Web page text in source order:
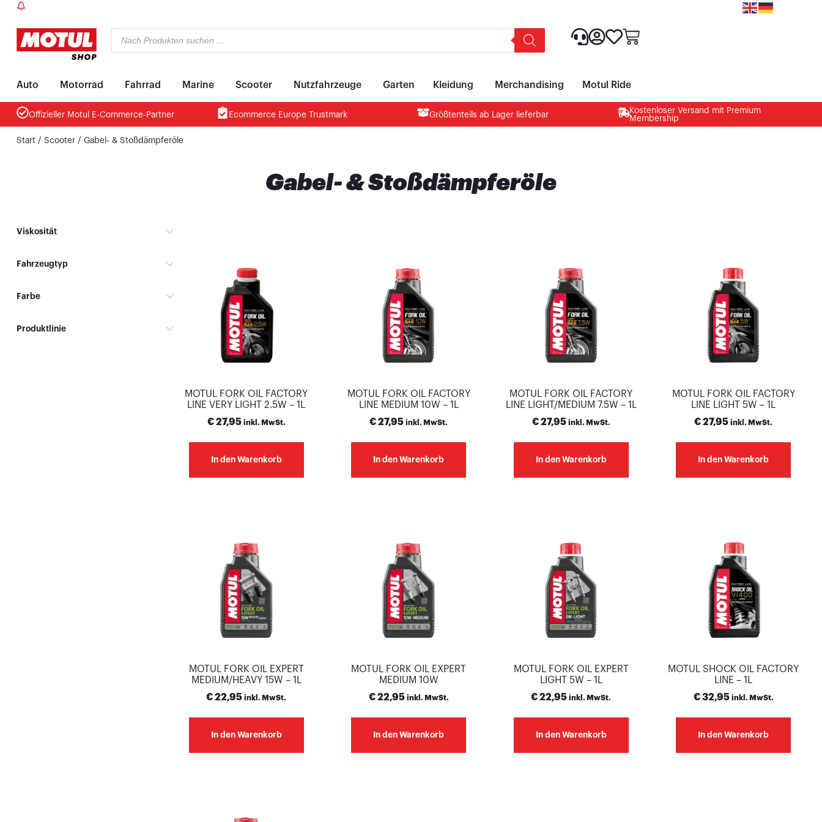
Auto Motorrad Fahrrad Marine Scooter Nutzfahrzeuge Garten Kleidung Merchandising Motul Ride
Offizieller Motul E-Commerce-Partner Ecommerce Europe Trustmark Größtenteils ab Lager lieferbar
Kostenloser Versand mit Premium
Membership
Start/ Scooter/ Gabel- & Stoßdämpferöle
Gabel- & Stoßdämpferöle
Viskosität
Fahrzeugtyp
Farbe
Produktlinie
MOTUL FORK OIL FACTORY
LINE VERY LIGHT 2.5W – 1L
€27,95 inkl. MwSt.
In den Warenkorb
MOTUL FORK OIL FACTORY
LINE MEDIUM 10W – 1L
€27,95 inkl. MwSt.
In den Warenkorb
MOTUL FORK OIL FACTORY
LINE LIGHT/MEDIUM 7.5W – 1L
€27,95 inkl. MwSt.
In den Warenkorb
MOTUL FORK OIL FACTORY
LINE LIGHT 5W – 1L
€27,95 inkl. MwSt.
In den Warenkorb
MOTUL FORK OIL EXPERT
MEDIUM/HEAVY 15W – 1L
€22,95 inkl. MwSt.
In den Warenkorb
MOTUL FORK OIL EXPERT
MEDIUM 10W
€22,95 inkl. MwSt.
In den Warenkorb
MOTUL FORK OIL EXPERT
LIGHT 5W – 1L
€22,95 inkl. MwSt.
In den Warenkorb
MOTUL SHOCK OIL FACTORY
LINE – 1L
€32,95 inkl. MwSt.
In den Warenkorb